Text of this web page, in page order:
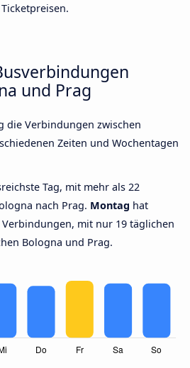
und Prag
die Verbindungen zwischen
Zeiten und Wochentagen
Tag, mit mehr als 22
nach Prag. Montag hat
mit nur 19 täglichen
Bologna und Prag.